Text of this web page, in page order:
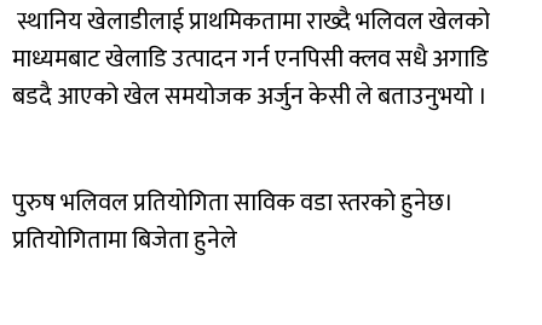
स्थानिय खेलाडीलाई प्राथमिकतामा राख्दै भलिवल खेलको
माध्यमबाट खेलाडि उत्पादन गर्न एनपिसी क्लव सधै अगाडि
बडदै आएको खेल समयोजक अर्जुन केसी ले बताउनुभयो ।
पुरुष भलिवल प्रतियोगिता साविक वडा स्तरको हुनेछ।
प्रतियोगितामा बिजेता हुनेले